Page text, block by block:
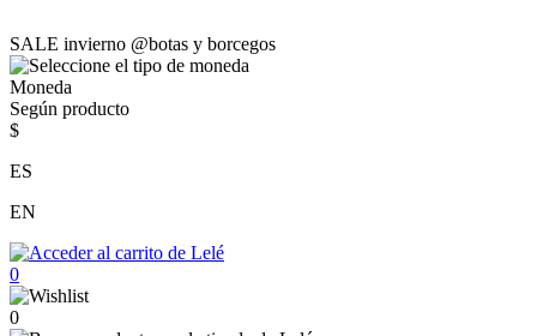
SALE invierno @botas y borcegos
Moneda
Según producto
$
ES
EN
0
0